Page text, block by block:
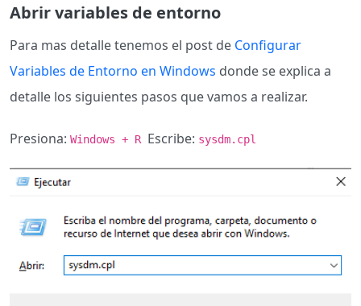
Abrir variables de entorno
Para mas detalle tenemos el post de Configurar
Variables de Entorno en Windows donde se explica a
detalle los siguientes pasos que vamos a realizar.
Presiona: Windows + R Escribe: sysdm.cpl